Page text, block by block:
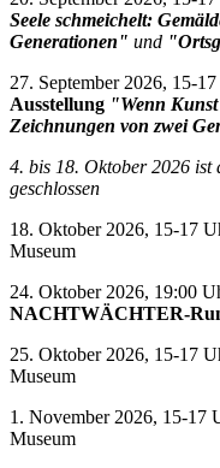
Seele schmeichelt:
Generationen" und
27. September 2026, 15-
Ausstellung "Wenn Kunst
Zeichnungen von zwei
4. bis 18. Oktober 2026 ist
geschlossen
18. Oktober 2026, 15-17
Museum
24. Oktober 2026, 19:00
NACHTWÄCHTER-
25. Oktober 2026, 15-17
Museum
1. November 2026, 15-17
Museum